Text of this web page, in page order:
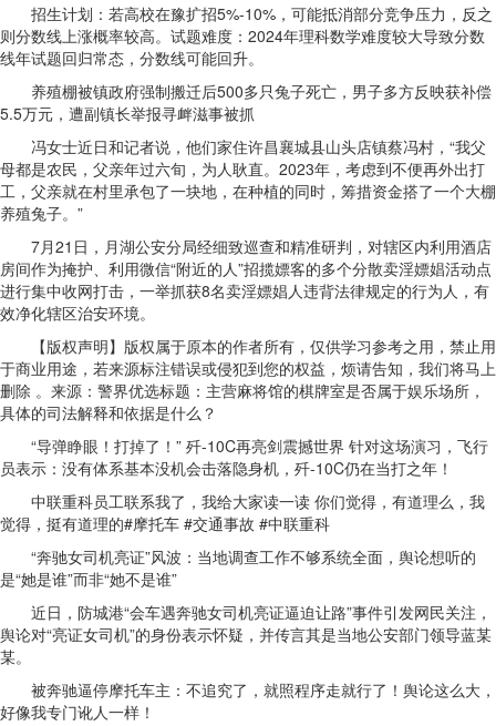
招生计划：若高校在豫扩招5%-10%，可能抵消部分竞争压力，反之
则分数线上涨概率较高。试题难度：2024年理科数学难度较大导致分数
线年试题回归常态，分数线可能回升。
养殖棚被镇政府强制搬迁后500多只兔子死亡，男子多方反映获补偿
5.5万元，遭副镇长举报寻衅滋事被抓
冯女士近日和记者说，他们家住许昌襄城县山头店镇蔡冯村，“我父
母都是农民，父亲年过六旬，为人耿直。2023年，考虑到不便再外出打
工，父亲就在村里承包了一块地，在种植的同时，筹措资金搭了一个大棚
养殖兔子。”
7月21日，月湖公安分局经细致巡查和精准研判，对辖区内利用酒店
房间作为掩护、利用微信“附近的人”招揽嫖客的多个分散卖淫嫖娼活动点
进行集中收网打击，一举抓获8名卖淫嫖娼人违背法律规定的行为人，有
效净化辖区治安环境。
【版权声明】版权属于原本的作者所有，仅供学习参考之用，禁止用
于商业用途，若来源标注错误或侵犯到您的权益，烦请告知，我们将马上
删除 。来源：警界优选标题：主营麻将馆的棋牌室是否属于娱乐场所，
具体的司法解释和依据是什么？
“导弹睁眼！打掉了！” 歼-10C再亮剑震撼世界 针对这场演习，飞行
员表示：没有体系基本没机会击落隐身机，歼-10C仍在当打之年！
中联重科员工联系我了，我给大家读一读 你们觉得，有道理么，我
觉得，挺有道理的#摩托车 #交通事故 #中联重科
“奔驰女司机亮证”风波：当地调查工作不够系统全面，舆论想听的
是“她是谁”而非“她不是谁”
近日，防城港“会车遇奔驰女司机亮证逼迫让路”事件引发网民关注，
舆论对“亮证女司机”的身份表示怀疑，并传言其是当地公安部门领导蓝某
某。
被奔驰逼停摩托车主：不追究了，就照程序走就行了！舆论这么大，
好像我专门讹人一样！